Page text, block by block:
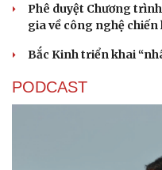
Phê duyệt Chương
gia về công nghệ chiến
Bắc Kinh triển khai
PODCAST